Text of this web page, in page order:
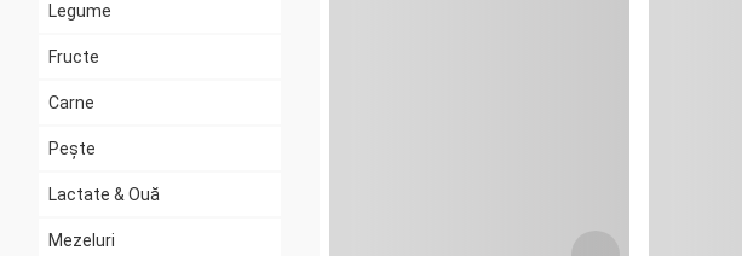
Legume
Fructe
Carne
Pește
Lactate & Ouă
Mezeluri